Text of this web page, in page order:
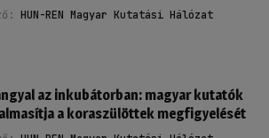
HUN-REN Magyar Kutatási Hálózat
az inkubátorban: magyar kutatók
a koraszülöttek megfigyelését